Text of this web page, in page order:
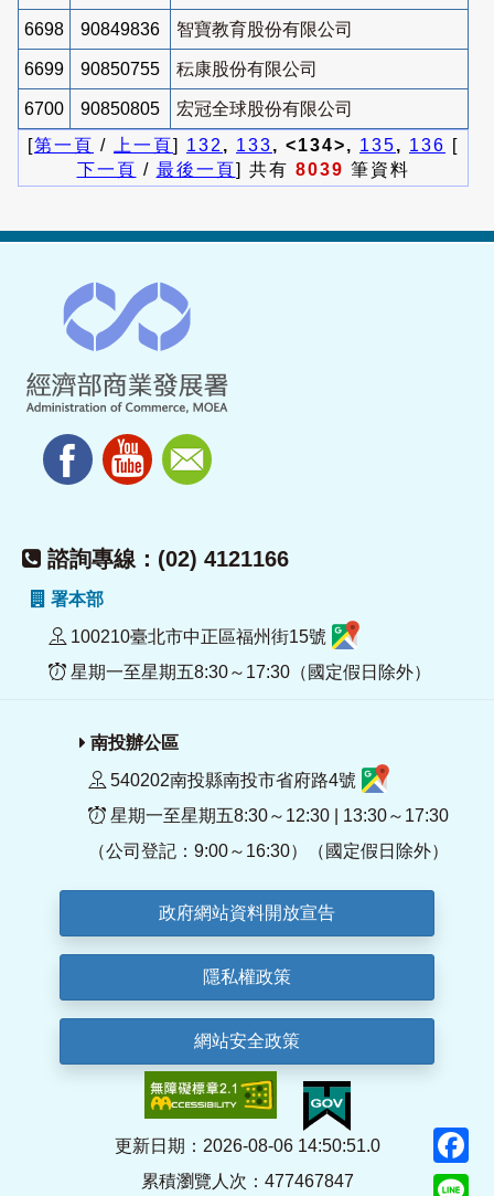
6698 90849836 智寶教育股份有限公司
6699 90850755 秐康股份有限公司
6700 90850805
宏冠全球股份有限公司
[第一頁 / 上一頁] 132 , 133, <134>, 135, 136 [
下一頁 / 最後一頁] 共有 8039 筆資料
諮詢專線：(02) 4121166
署本部
100210臺北市中正區福州街15號
星期一至星期五8:30～17:30（國定假日除外）
南投辦公區
540202南投縣南投市省府路4號
星期一至星期五8:30～12:30 | 13:30～17:30
（公司登記：9:00～16:30）（國定假日除外）
政府網站資料開放宣告
隱私權政策
網站安全政策
更新日期：2026-08-06 14:50:51.0
累積瀏覽人次：477467847